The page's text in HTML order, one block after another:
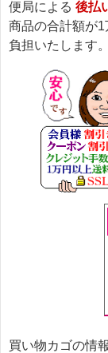
便局による 後払
商品の合計額が
負担いたします。
買い物カゴの情